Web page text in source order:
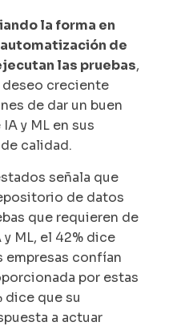
la forma en
de
las pruebas,
deseo creciente
de dar un buen
y ML en sus
calidad.
señala que
de datos
que requieren de
ML, el 42% dice
empresas confían
por estas
dice que su
a actuar